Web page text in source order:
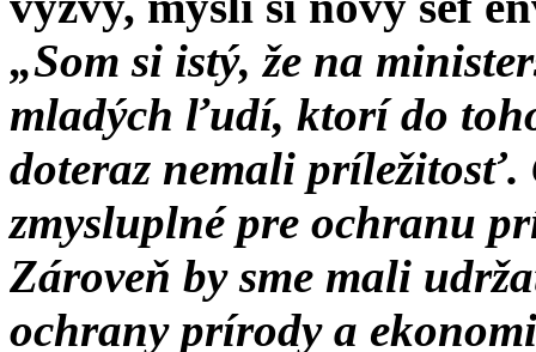
„Som si istý, že na
mladých ľudí, ktorí do
doteraz nemali príležitosť.
zmysluplné pre ochranu
Zároveň by sme mali
ochrany prírody a